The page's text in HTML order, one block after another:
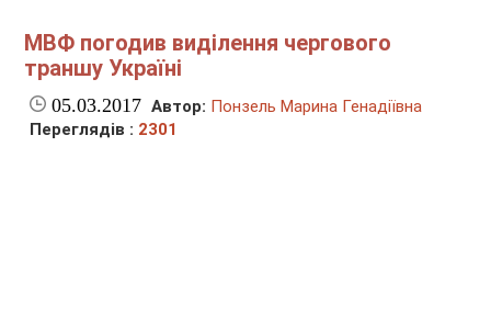
МВФ погодив виділення чергового
траншу Україні
05.03.2017 Автор: Понзель Марина Генадіївна
Переглядів : 2301